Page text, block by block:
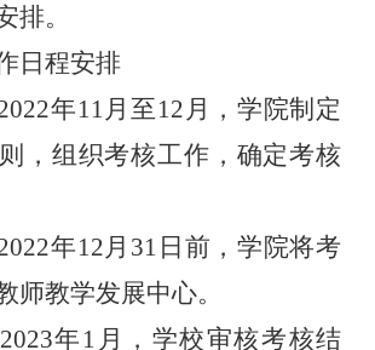
排。
日程安排
年11月至12 月，学院制定
，组织考核工作，确定考核
年12月 31 日前，学院将考
师教学发展中心。
2023年 1 月，学校审核考核结